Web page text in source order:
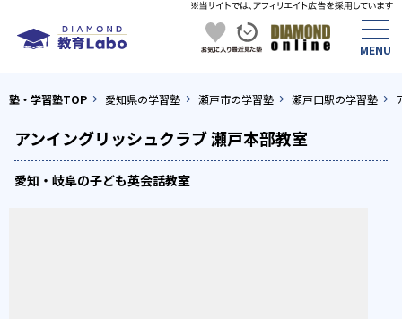
塾・学習塾TOP 愛知県の学習塾 瀬戸市の学習塾 瀬戸口駅の学習塾
アンイングリッシュクラブ 瀬戸本部教室
愛知・岐阜の子ども英会話教室